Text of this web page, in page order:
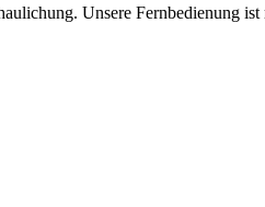
Unsere Fernbedienung